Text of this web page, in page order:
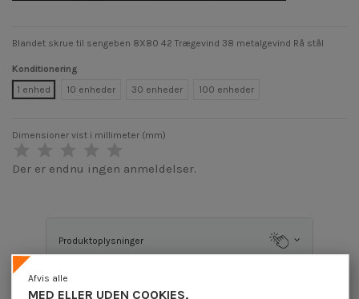
Blandet skrue til sengeben 8X80 42 Trægevind 38 metalgevind Rå stål
Konditionering
1 enhed
10 enheder 30 enheder 100 enheder
Dimensioner vist i millimeter (mm)
Der er endnu ingen anmeldelser.
Produktoplysninger
MED ELLER UDEN COOKIES,
Afvis alle